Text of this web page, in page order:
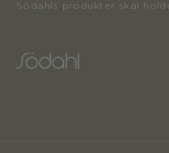
Södahls produkter skal